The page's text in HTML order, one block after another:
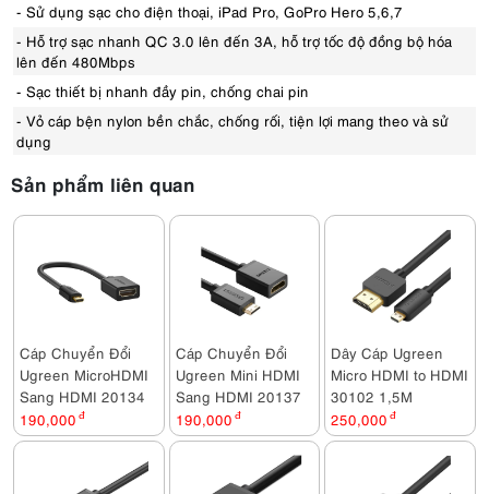
- Sử dụng sạc cho điện thoại, iPad Pro, GoPro Hero 5,6,7
- Hỗ trợ sạc nhanh QC 3.0 lên đến 3A, hỗ trợ tốc độ đồng bộ hóa
lên đến 480Mbps
- Sạc thiết bị nhanh đầy pin, chống chai pin
- Vỏ cáp bện nylon bền chắc, chống rối, tiện lợi mang theo và sử
dụng
Sản phẩm liên quan
Cáp Chuyển Đổi
Ugreen MicroHDMI
Sang HDMI 20134
190,000 đ
Cáp Chuyển Đổi
Ugreen Mini HDMI
Sang HDMI 20137
190,000 đ
Dây Cáp Ugreen
Micro HDMI to HDMI
30102 1,5M
250,000 đ